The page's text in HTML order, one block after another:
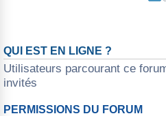
QUI EST EN LIGNE ?
Utilisateurs parcourant ce
invités
PERMISSIONS DU FORUM